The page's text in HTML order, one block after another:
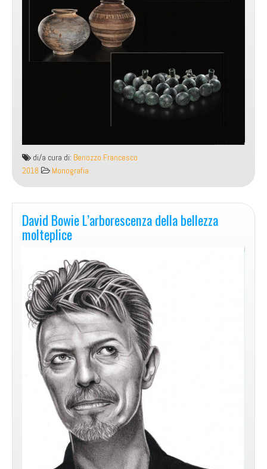
di/a cura di: Benozzo Francesco
2018
Monografia
David Bowie L’arborescenza della bellezza
molteplice